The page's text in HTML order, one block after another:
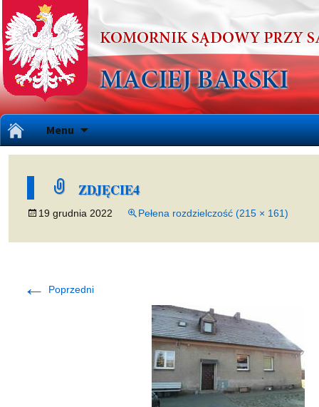
Menu
do
ZDJĘCIE4
19 grudnia 2022 Pełena rozdzielczość (215 × 161)
← Poprzedni